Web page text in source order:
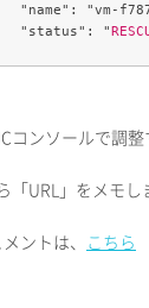
		"status": "
コンソールで調
「URL」をメモし
ントは、
こちら